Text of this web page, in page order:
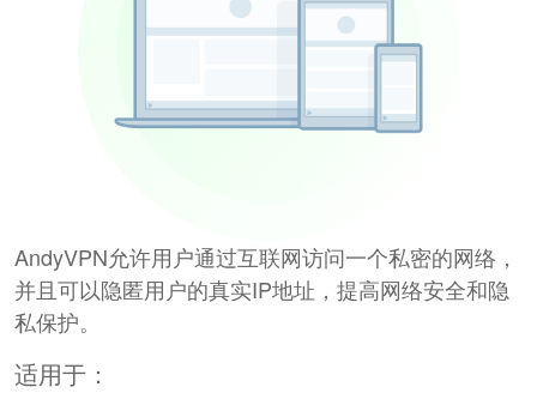
AndyVPN允许用户通过互联网访问一个私密的网络，
并且可以隐匿用户的真实IP地址，提高网络安全和隐
私保护。
适用于：